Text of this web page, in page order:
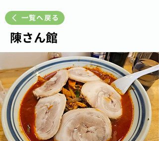
一覧へ戻る
陳さん館